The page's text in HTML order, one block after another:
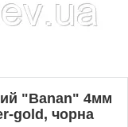
"Banan" 4мм
gold, чорна